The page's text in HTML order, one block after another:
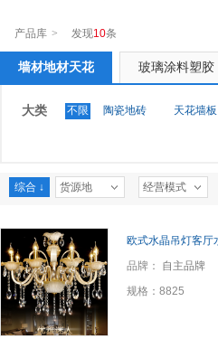
产品库 > 发现10条
墙材地材天花 玻璃涂料塑胶
大类 不限 陶瓷地砖 天花墙板
综合 ↓ 货源地 经营模式
品牌：
自主品牌
规格： 8825